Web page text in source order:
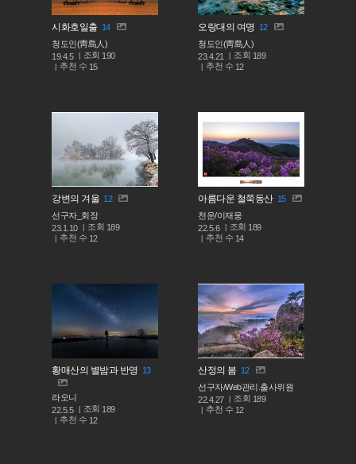
시화호일출 14
청도인(靑島人)
19.4.5
조회 190
추천 수 15
오랑대의 여명 12
청도인(靑島人)
23.4.21
조회 189
추천 수 12
강변의 겨울 12
선구자_회장
23.1.10
조회 189
추천 수 12
아름다운 철쭉동산 15
천운/이재웅
22.5.6
조회 189
추천 수 14
황매산의 별밤과 반영 13
라오니
22.5.5
조회 189
추천 수 12
산정의 봄 12
선구자/Web관리.출사위원
22.4.27
조회 189
추천 수 12